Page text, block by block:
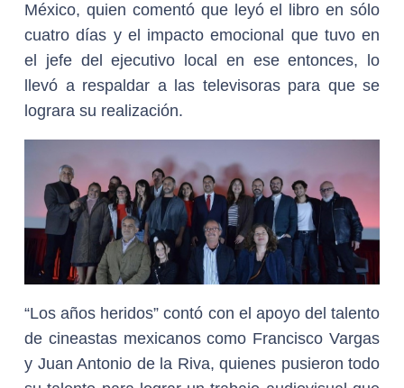
México, quien comentó que leyó el libro en sólo
cuatro días y el impacto emocional que tuvo en
el jefe del ejecutivo local en ese entonces, lo
llevó a respaldar a las televisoras para que se
lograra su realización.
“Los años heridos” contó con el apoyo del talento
de cineastas mexicanos como Francisco Vargas
y Juan Antonio de la Riva, quienes pusieron todo